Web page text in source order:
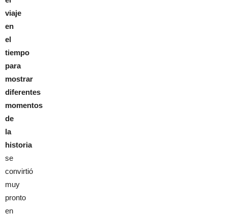
viaje
en
el
tiempo
para
mostrar
diferentes
momentos
de
la
historia
se
convirtió
muy
pronto
en